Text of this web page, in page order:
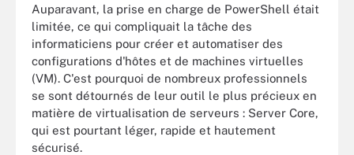
Auparavant, la prise en charge de PowerShell était
limitée, ce qui compliquait la tâche des
informaticiens pour créer et automatiser des
configurations d'hôtes et de machines virtuelles
(VM). C'est pourquoi de nombreux professionnels
se sont détournés de leur outil le plus précieux en
matière de virtualisation de serveurs : Server Core,
qui est pourtant léger, rapide et hautement
sécurisé.